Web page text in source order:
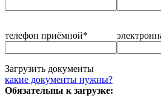
телефон приёмной*
Загрузить документы
какие документы нужны?
Обязательны к загрузке: